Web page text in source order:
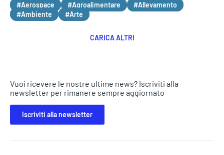
#Aerospace #Agroalimentare
#Allevamento
#Ambiente
#Arte
CARICA ALTRI
Vuoi ricevere le nostre ultime news? Iscriviti alla
newsletter per rimanere sempre aggiornato
Iscriviti alla newsletter